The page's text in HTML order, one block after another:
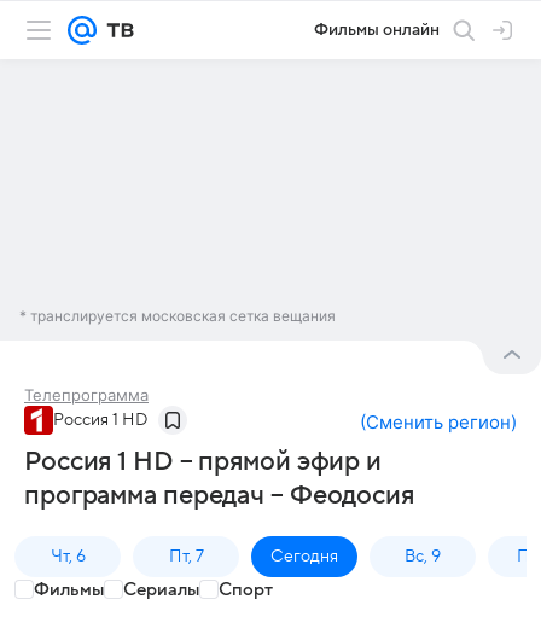
Фильмы онлайн
* транслируется московская сетка вещания
Телепрограмма
Россия 1 HD (Сменить регион)
Россия 1 HD – прямой эфир и
программа передач – Феодосия
Чт, 6 Пт, 7 Сегодня Вс, 9
Фильмы Сериалы Спорт